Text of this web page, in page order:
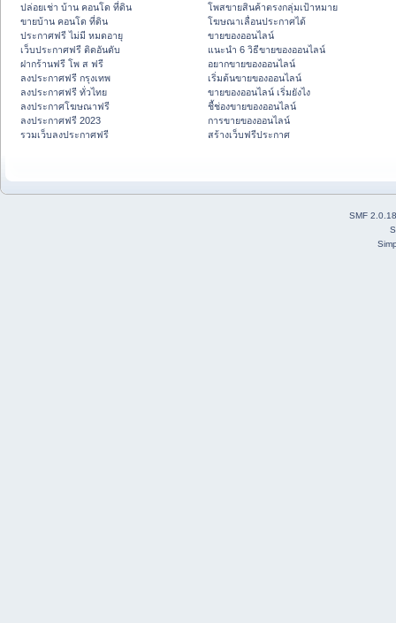
ปล่อยเช่า บ้าน คอนโด ที่ดิน
ขายบ้าน คอนโด ที่ดิน
ประกาศฟรี ไม่มี หมดอายุ
เว็บประกาศฟรี ติดอันดับ
ฝากร้านฟรี โพ ส ฟรี
ลงประกาศฟรี กรุงเทพ
ลงประกาศฟรี ทั่วไทย
ลงประกาศโฆษณาฟรี
ลงประกาศฟรี 2023
รวมเว็บลงประกาศฟรี
โพสขายสินค้าตรงกลุ่มเป้าหมาย
โฆษณาเลื่อนประกาศได้
ขายของออนไลน์
แนะนำ 6 วิธีขายของออนไลน์
อยากขายของออนไลน์
เริ่มต้นขายของออนไลน์
ขายของออนไลน์ เริ่มยังไง
ชี้ช่องขายของออนไลน์
การขายของออนไลน์
สร้างเว็บฟรีประกาศ
SMF 2.0.18